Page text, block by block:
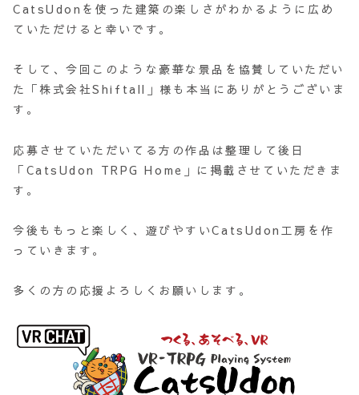
CatsUdonを使った建築の楽しさがわかるように広め
ていただけると幸いです。
そして、今回このような豪華な景品を協賛していただい
た「株式会社Shiftall」様も本当にありがとうございま
す。
応募させていただいてる方の作品は整理して後日
「CatsUdon TRPG Home」に掲載させていただきま
す。
今後ももっと楽しく、遊びやすいCatsUdon工房を作
っていきます。
多くの方の応援よろしくお願いします。